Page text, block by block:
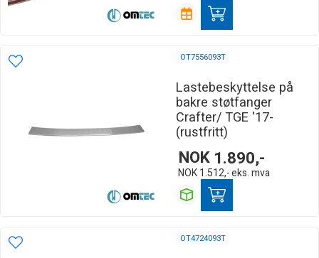
OT7556093T
Lastebeskyttelse på
bakre støtfanger
Crafter/ TGE '17-
(rustfritt)
NOK 1.890,-
NOK 1.512,-eks. mva
OT4724093T